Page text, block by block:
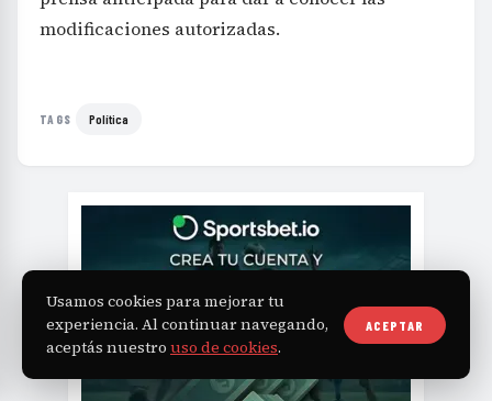
modificaciones autorizadas.
TAGS Política
Usamos cookies para mejorar tu
experiencia. Al continuar navegando,
aceptás nuestro uso de cookies.
ACEPTAR